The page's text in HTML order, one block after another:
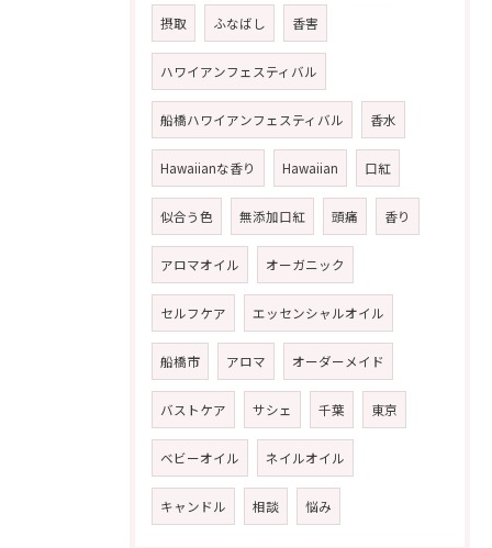
摂取 ふなばし 香害
ハワイアンフェスティバル
船橋ハワイアンフェスティバル 香水
Hawaiianな香り Hawaiian 口紅
似合う色 無添加口紅 頭痛 香り
アロマオイル オーガニック
セルフケア エッセンシャルオイル
船橋市 アロマ オーダーメイド
バストケア サシェ 千葉 東京
ベビーオイル ネイルオイル
キャンドル 相談 悩み